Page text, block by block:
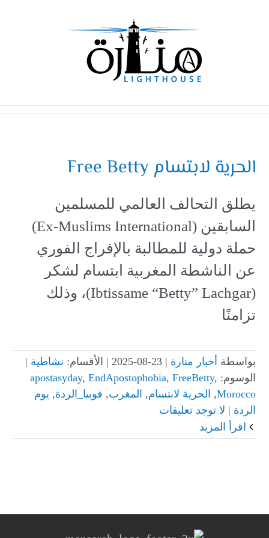
الحرية لابتسام Free Betty
يطلق التحالف العالمي للمسلمين
السابقين (Ex-Muslims International)
حملة دولية للمطالبة بالإفراج الفوري
عن الناشطة المغربية ابتسام لشكر
(Ibtissame “Betty” Lachgar)، وذلك
تزامنًا
بواسطة أخبار منارة |
23-08-2025
| الأقسام: نشاطية |
الوسوم:
apostasyday, EndApostophobia, FreeBetty,
Morocco
, الحرية لابتسام, المغرب, فوبيا_الردة, يوم
الردة | لا توجد تعليقات